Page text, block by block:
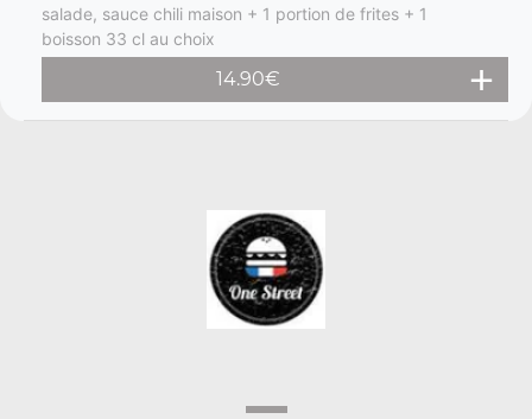
salade, sauce chili maison + 1 portion de frites + 1
boisson 33 cl au choix
14.90€